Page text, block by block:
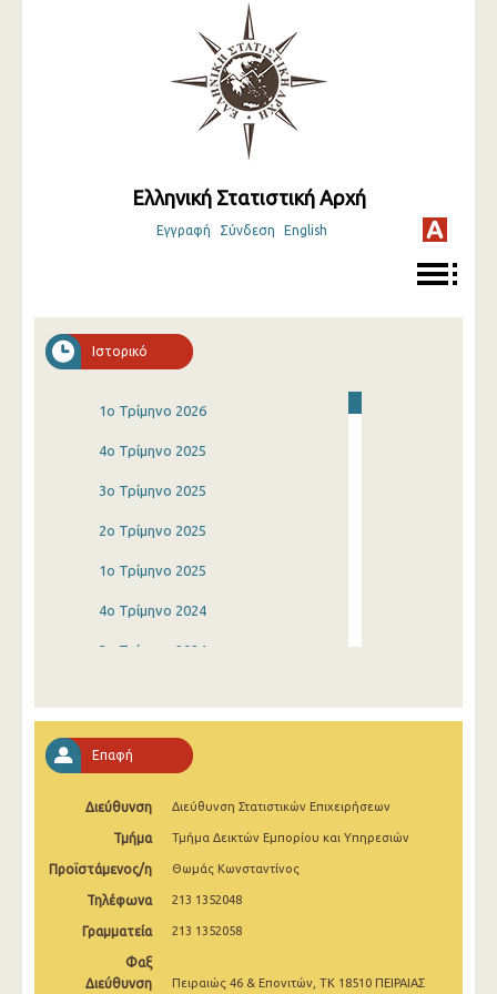
Ελληνική Στατιστική Αρχή
Εγγραφή Σύνδεση English
Ιστορικό
1o Τρίμηνο 2026
4o Τρίμηνο 2025
3o Τρίμηνο 2025
2o Τρίμηνο 2025
1o Τρίμηνο 2025
4o Τρίμηνο 2024
3o Τρίμηνο 2024
4o Τρίμηνο 2023
3o Τρίμηνο 2023
2o Τρίμηνο 2023
1o Τρίμηνο 2023
4o Τρίμηνο 2022
3o Τρίμηνο 2022
Επαφή
Διεύθυνση Διεύθυνση Στατιστικών Επιχειρήσεων
Τμήμα Τμήμα Δεικτών Εμπορίου και Υπηρεσιών
Προϊστάμενος/η Θωμάς Κωνσταντίνος
Τηλέφωνα 213 1352048
Γραμματεία 213 1352058
Φαξ
Διεύθυνση
Πειραιώς 46 & Επονιτών, ΤΚ 18510 ΠΕΙΡΑΙΑΣ